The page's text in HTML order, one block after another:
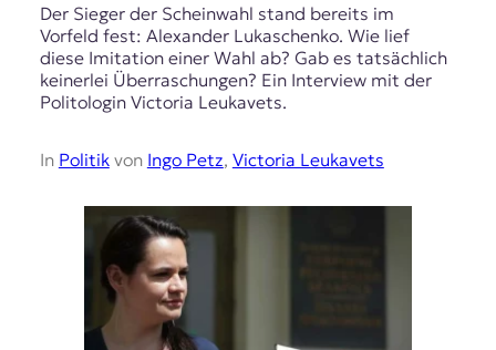
Der Sieger der Scheinwahl stand bereits im
Vorfeld fest: Alexander Lukaschenko. Wie lief
diese Imitation einer Wahl ab? Gab es tatsächlich
keinerlei Überraschungen? Ein Interview mit der
Politologin Victoria Leukavets.
In Politikvon Ingo Petz, Victoria Leukavets